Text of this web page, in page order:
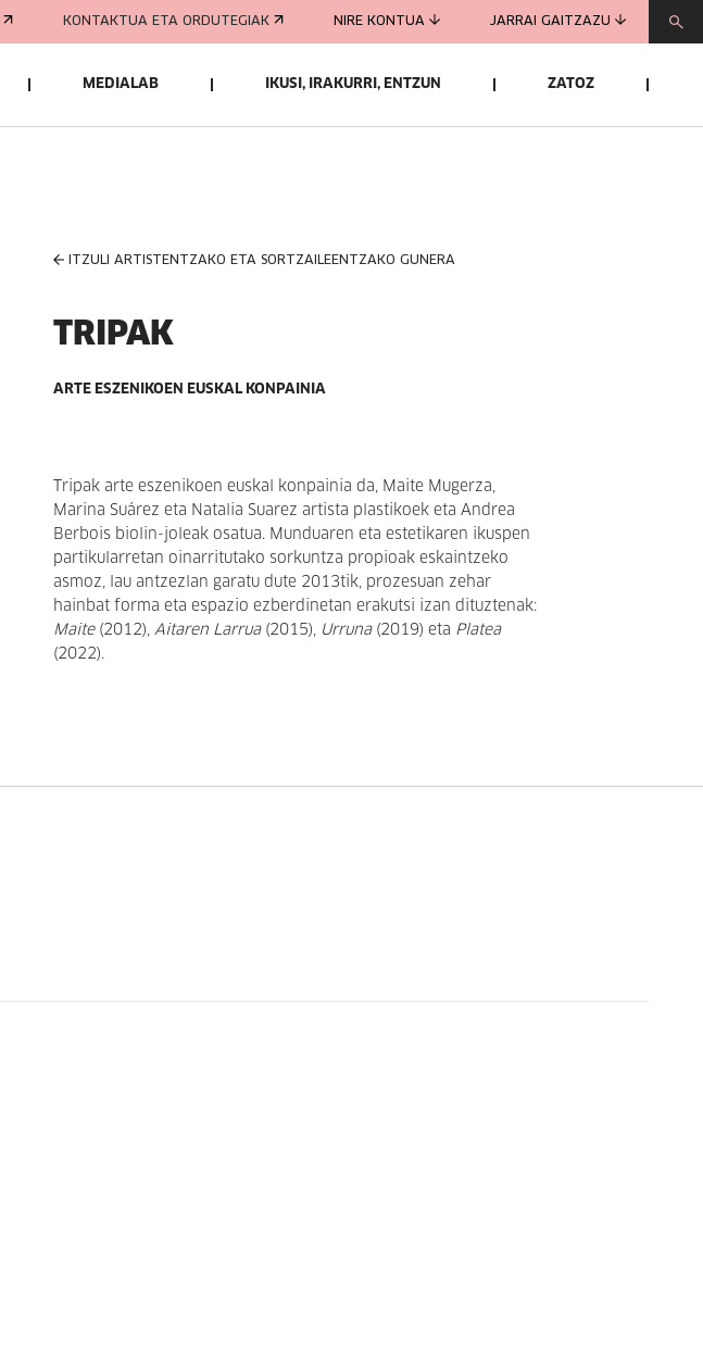
KONTAKTUA ETA ORDUTEGIAK NIRE KONTUA JARRAI GAITZAZU
MEDIALAB IKUSI, IRAKURRI, ENTZUN ZATOZ
ITZULI ARTISTENTZAKO ETA SORTZAILEENTZAKO GUNERA
TRIPAK
ARTE ESZENIKOEN EUSKAL KONPAINIA
Tripak arte eszenikoen euskal konpainia da, Maite Mugerza,
Marina Suárez eta Natalia Suarez artista plastikoek eta Andrea
Berbois biolin-joleak osatua. Munduaren eta estetikaren ikuspen
partikularretan oinarritutako sorkuntza propioak eskaintzeko
asmoz,
lau antzezlan garatu dute 2013tik, prozesuan zehar
hainbat forma eta espazio ezberdinetan erakutsi izan dituztenak:
Maite(2012),Aitaren Larrua(2015), Urruna(2019) eta Platea
(2022).